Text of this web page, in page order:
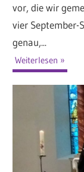
vor, die wir
vier September-
genau,...
Weiterlesen